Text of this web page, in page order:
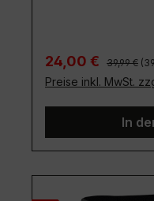
Verkaufspreis:
24,00 € Regulärer
39,99 €
Preise inkl. MwSt.
In